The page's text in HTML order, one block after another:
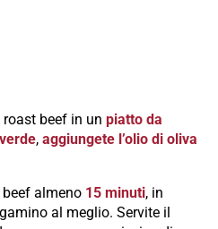
roast beef in unpiatto da
,aggiungete l’olio di oliva
almeno 15 minuti, in
al meglio. Servite il